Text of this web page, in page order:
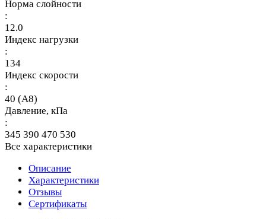
Норма слойности
:
12.0
Индекс нагрузки
:
134
Индекс скорости
:
40 (A8)
Давление, кПа
:
345 390 470 530
Все характеристики
Описание
Характеристики
Отзывы
Сертификаты